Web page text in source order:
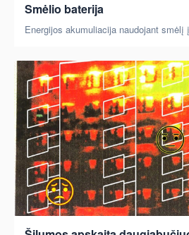
Smėlio baterija
Energijos akumuliacija naudojant smėlį